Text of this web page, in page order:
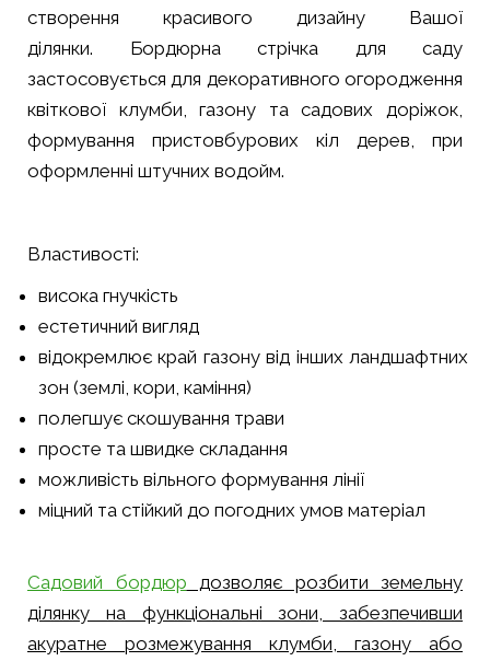
створення красивого дизайну Вашої
ділянки. Бордюрна стрічка для саду
застосовується для декоративного огородження
квіткової клумби, газону та садових доріжок,
формування пристовбурових кіл дерев, при
оформленні штучних водойм.
Властивості:
висока гнучкість
естетичний вигляд
відокремлює край газону від інших ландшафтних
зон (землі, кори, каміння)
полегшує скошування трави
просте та швидке складання
можливість вільного формування лінії
міцний та стійкий до погодних умов матеріал
Садовий бордюр дозволяє розбити земельну
ділянку на функціональні зони, забезпечивши
акуратне розмежування клумби, газону або